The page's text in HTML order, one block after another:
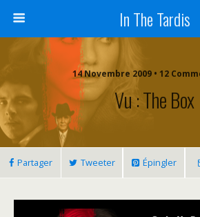
In The Tardis
14 Novembre 2009 • 12
Vu : The Box
Partager Tweeter Épingler